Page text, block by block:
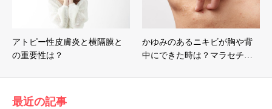
アトピー性皮膚炎と横隔膜と
の重要性は？
かゆみのあるニキビが胸や背
中にできた時は？マラセチ…
最近の記事